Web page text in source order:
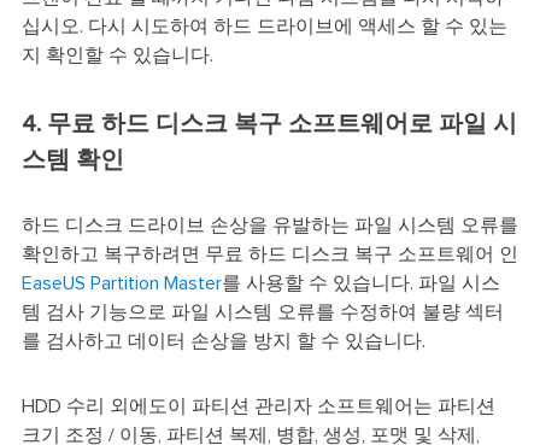
십시오. 다시 시도하여 하드 드라이브에 액세스 할 수 있는
지 확인할 수 있습니다.
4. 무료 하드 디스크 복구 소프트웨어로 파일 시
스템 확인
하드 디스크 드라이브 손상을 유발하는 파일 시스템 오류를
확인하고 복구하려면 무료 하드 디스크 복구 소프트웨어 인
EaseUS Partition Master를 사용할 수 있습니다. 파일 시스
템 검사 기능으로 파일 시스템 오류를 수정하여 불량 섹터
를 검사하고 데이터 손상을 방지 할 수 있습니다.
HDD 수리 외에도이 파티션 관리자 소프트웨어는 파티션
크기 조정 / 이동, 파티션 복제, 병합, 생성, 포맷 및 삭제,